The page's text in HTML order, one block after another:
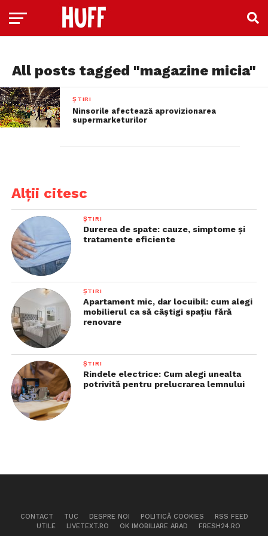
All posts tagged "magazine micia"
ȘTIRI
Ninsorile afectează aprovizionarea
supermarketurilor
Alții citesc
ȘTIRI
Durerea de spate: cauze, simptome și
tratamente eficiente
ȘTIRI
Apartament mic, dar locuibil: cum alegi
mobilierul ca să câștigi spațiu fără
renovare
ȘTIRI
Rindele electrice: Cum alegi unealta
potrivită pentru prelucrarea lemnului
CONTACT TUC DESPRE NOI POLITICĂ COOKIES
RSS FEED
UTILE
LIVETEXT.RO OK IMOBILIARE ARAD FRESH24.RO